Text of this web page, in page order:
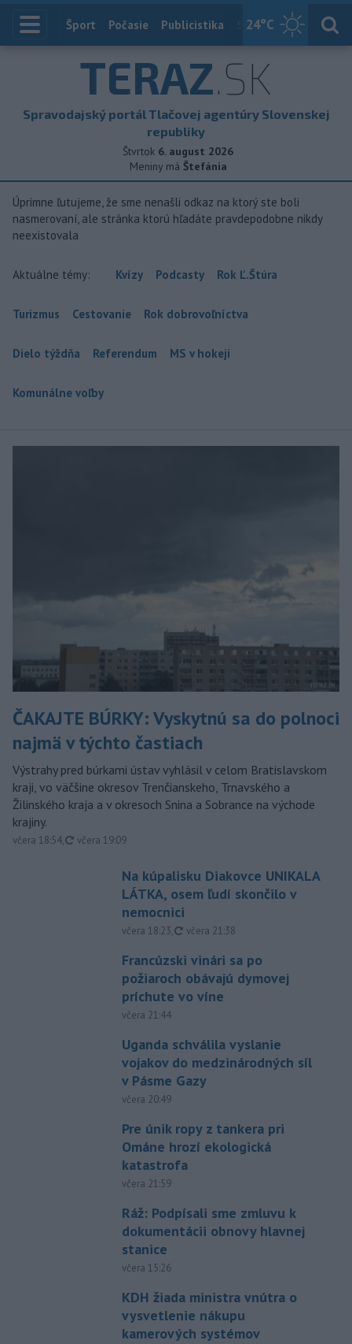
24°C
Index
Šport Počasie Publicistika Slovensko
TERAZ.SK
Spravodajský portál Tlačovej agentúry Slovenskej
republiky
Štvrtok 6. august 2026
Meniny má Štefánia
Úprimne ľutujeme, že sme nenašli odkaz na ktorý ste boli
nasmerovaní, ale stránka ktorú hľadáte pravdepodobne nikdy
neexistovala
Aktuálne témy: Kvízy Podcasty Rok Ľ.Štúra
Turizmus Cestovanie Rok dobrovoľníctva
Dielo týždňa Referendum MS v hokeji
Komunálne voľby
ČAKAJTE BÚRKY: Vyskytnú sa do polnoci
najmä v týchto častiach
Výstrahy pred búrkami ústav vyhlásil v celom Bratislavskom
kraji, vo väčšine okresov Trenčianskeho, Trnavského a
Žilinského kraja a v okresoch Snina a Sobrance na východe
krajiny.
včera 18:54, aktualizované
včera 19:09
Na kúpalisku Diakovce UNIKALA
LÁTKA, osem ľudí skončilo v
nemocnici
včera 18:23, aktualizované
včera 21:38
Francúzski vinári sa po
požiaroch obávajú dymovej
príchute vo víne
včera 21:44
Uganda schválila vyslanie
vojakov do medzinárodných síl
v Pásme Gazy
včera 20:49
Pre únik ropy z tankera pri
Ománe hrozí ekologická
katastrofa
včera 21:59
Ráž: Podpísali sme zmluvu k
dokumentácii obnovy hlavnej
stanice
včera 15:26
KDH žiada ministra vnútra o
vysvetlenie nákupu
kamerových systémov